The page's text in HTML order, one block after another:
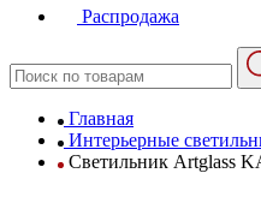
Распродажа
Главная
Интерьерные
Светильник Artglass